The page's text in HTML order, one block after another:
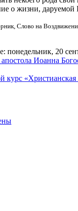
о жизни, даруемой
Слово на
понедельник, 20
Иоанна
курс «Христианская